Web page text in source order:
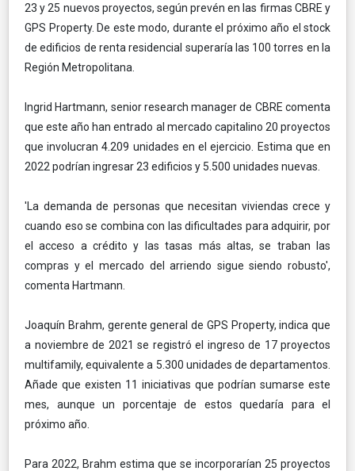
23 y 25 nuevos proyectos, según prevén en las firmas CBRE y
GPS Property. De este modo, durante el próximo año el stock
de edificios de renta residencial superaría las 100 torres en la
Región Metropolitana.
Ingrid Hartmann, senior research manager de CBRE comenta
que este año han entrado al mercado capitalino 20 proyectos
que involucran 4.209 unidades en el ejercicio. Estima que en
2022 podrían ingresar 23 edificios y 5.500 unidades nuevas.
'La demanda de personas que necesitan viviendas crece y
cuando eso se combina con las dificultades para adquirir, por
el acceso a crédito y las tasas más altas, se traban las
compras y el mercado del arriendo sigue siendo robusto',
comenta Hartmann.
Joaquín Brahm, gerente general de GPS Property, indica que
a noviembre de 2021 se registró el ingreso de 17 proyectos
multifamily, equivalente a 5.300 unidades de departamentos.
Añade que existen 11 iniciativas que podrían sumarse este
mes, aunque un porcentaje de estos quedaría para el
próximo año.
Para 2022, Brahm estima que se incorporarían 25 proyectos